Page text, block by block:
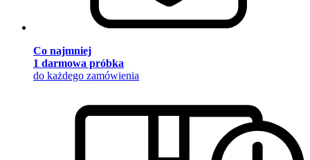
Co najmniej
1 darmowa próbka
do każdego zamówienia